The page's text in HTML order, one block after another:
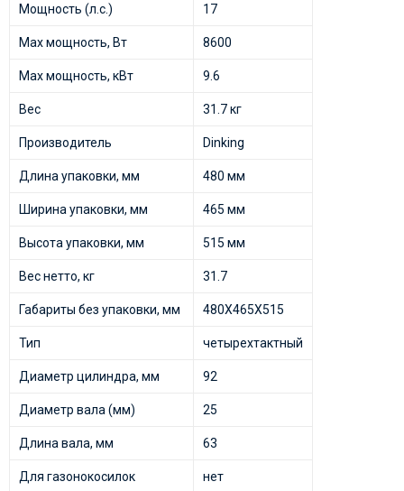
Мощность (л.с.) 17
Max мощность, Вт 8600
Max мощность, кВт 9.6
Вес 31.7 кг
Производитель Dinking
Длина упаковки, мм 480 мм
Ширина упаковки, мм 465 мм
Высота упаковки, мм 515 мм
Вес нетто, кг 31.7
Габариты без упаковки, мм 480X465X515
Тип четырехтактный
Диаметр цилиндра, мм 92
Диаметр вала (мм) 25
Длина вала, мм 63
Для газонокосилок нет